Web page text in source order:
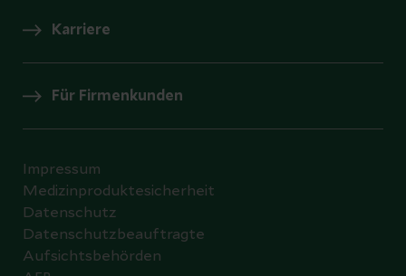
Karriere
Für Firmenkunden
Impressum
Medizinproduktesicherheit
Datenschutz
Datenschutzbeauftragte
Aufsichtsbehörden